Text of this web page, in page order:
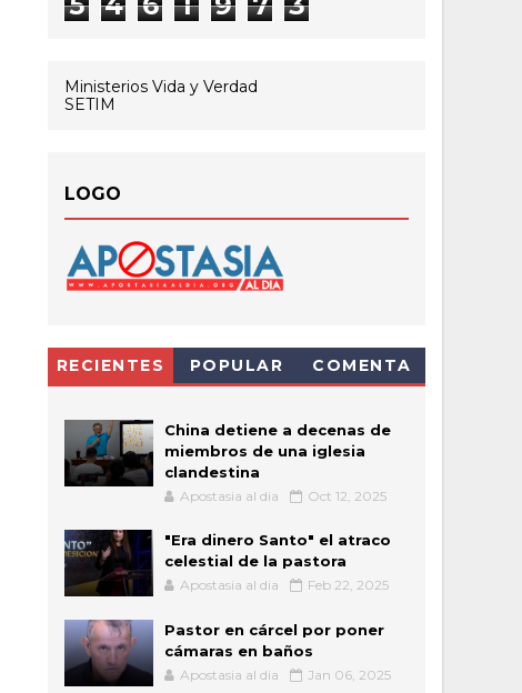
Ministerios Vida y Verdad
SETIM
LOGO
RECIENTES POPULAR COMENTA
China detiene a decenas de
miembros de una iglesia
clandestina
Apostasia al dia Oct 12, 2025
"Era dinero Santo" el atraco
celestial de la pastora
Apostasia al dia Feb 22, 2025
Pastor en cárcel por poner
cámaras en baños
Apostasia al dia Jan 06, 2025